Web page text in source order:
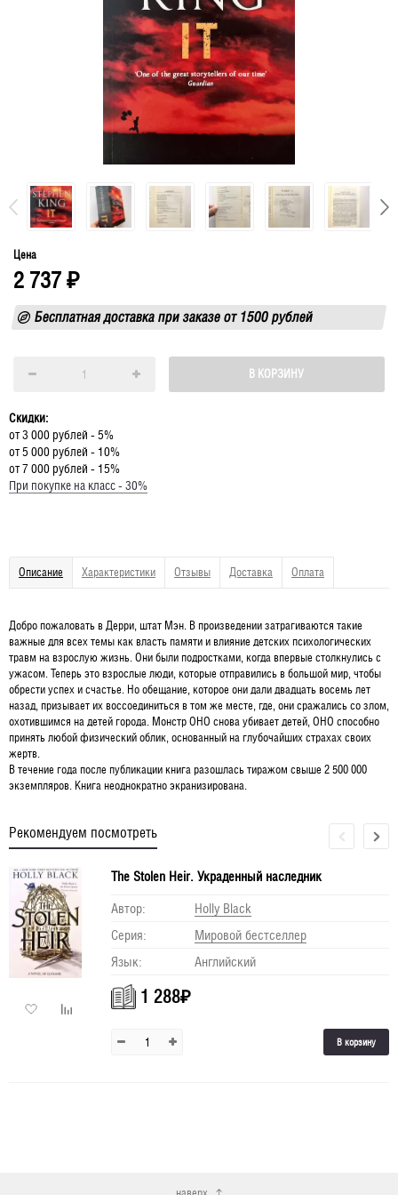
Цена
2 737 ₽
Бесплатная доставка при заказе от 1500 рублей
В КОРЗИНУ
Скидки:
от 3 000 рублей - 5%
от 5 000 рублей - 10%
от 7 000 рублей - 15%
При покупке на класс - 30%
Описание Характеристики Отзывы Доставка Оплата
Добро пожаловать в Дерри, штат Мэн. В произведении затрагиваются такие
важные для всех темы как власть памяти и влияние детских психологических
травм на взрослую жизнь. Они были подростками, когда впервые столкнулись с
ужасом. Теперь это взрослые люди, которые отправились в большой мир, чтобы
обрести успех и счастье. Но обещание, которое они дали двадцать восемь лет
назад, призывает их воссоединиться в том же месте, где, они сражались со злом,
охотившимся на детей города. Монстр ОНО снова убивает детей, ОНО способно
принять любой физический облик, основанный на глубочайших страхах своих
жертв.
В течение года после публикации книга разошлась тиражом свыше 2 500 000
экземпляров. Книга неоднократно экранизирована.
Рекомендуем посмотреть
The Stolen Heir. Украденный наследник
Автор:
Holly Black
Серия:
Мировой бестселлер
Язык:
Английский
1 288₽
В корзину
наверх